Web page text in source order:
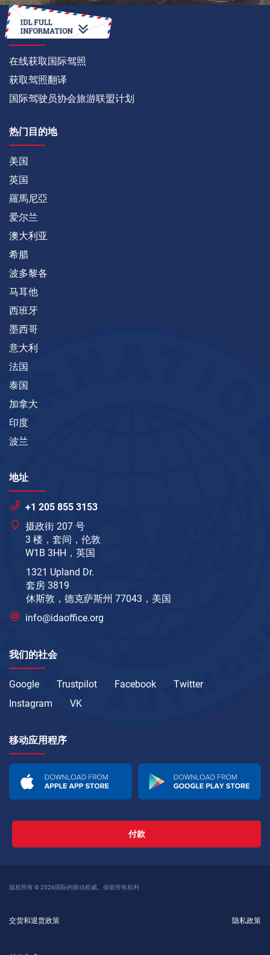
如何
在线获取国际驾照
获取驾照翻译
国际驾驶员协会旅游联盟计划
热门目的地
美国
英国
羅馬尼亞
爱尔兰
澳大利亚
希腊
波多黎各
马耳他
西班牙
墨西哥
意大利
法国
泰国
加拿大
印度
波兰
地址
+1 205 855 3153
摄政街 207 号
3 楼，套间，伦敦
W1B 3HH，英国
1321 Upland Dr.
套房 3819
休斯敦，德克萨斯州 77043，美国
info@idaoffice.org
我们的社会
Google Trustpilot Facebook
Twitter
Instagram
VK
移动应用程序
付款
版权所有 © 2026国际的驱动权威。保留所有权利
交货和退货政策 隐私政策